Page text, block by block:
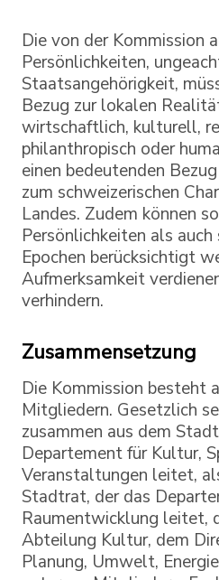
Die von der Kommission
Persönlichkeiten,
Staatsangehörigkeit,
Bezug zur lokalen
wirtschaftlich, kulturell,
philanthropisch oder
einen bedeutenden
zum schweizerischen
Landes. Zudem können
Persönlichkeiten als
Epochen berücksichtigt
Aufmerksamkeit
verhindern.
Zusammensetzung
Die Kommission besteht
Mitgliedern. Gesetzlich
zusammen aus dem
Departement für Kultur,
Veranstaltungen leitet,
Stadtrat, der das
Raumentwicklung leitet,
Abteilung Kultur, dem
Planung, Umwelt,